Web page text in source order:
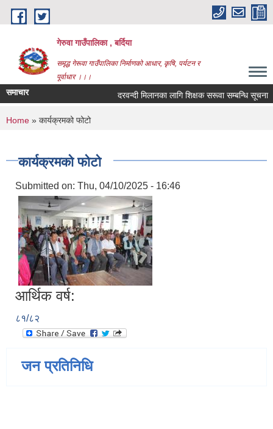
Skip to main content
गेरुवा गाउँपालिका , बर्दिया
समृद्ध गेरूवा गाउँपालिका निर्माणको आधार, कृषि, पर्यटन र
पूर्वाधार ।।।
समाचार दरवन्दी मिलानका लागि शिक्षक सरूवा सम्बन्धि सूचना
You are here
Home » कार्यक्रमको फोटो
कार्यक्रमको फोटो
Submitted on: Thu, 04/10/2025 - 16:46
आर्थिक वर्ष:
८१/८२
जन प्रतिनिधि